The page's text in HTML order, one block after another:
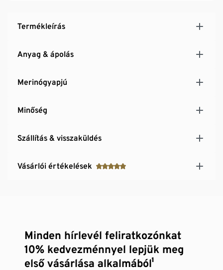
Termékleírás
Anyag & ápolás
Merinógyapjú
Minőség
Szállítás & visszaküldés
Vásárlói értékelések
Minden hírlevél feliratkozónkat
10% kedvezménnyel lepjük meg
első vásárlása alkalmából¹